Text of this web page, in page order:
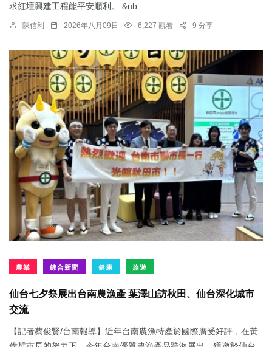
求紅壇興建工程能平安順利。 &nb...
陳信利 2026年八月09日 6,227 觀看 9 分享
農業 綜合新聞 健康 旅遊
仙台七夕祭展出台南農漁產 葉澤山訪秋田、仙台深化城市
交流
【記者蔡俊賢/台南報導】近年台南農漁特產於國際廣受好評，在黃